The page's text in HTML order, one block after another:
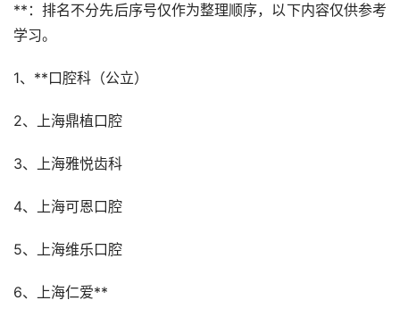
**：排名不分先后序号仅作为整理顺序，以下内容仅供参考
学习。
1、**口腔科（公立）
2、上海鼎植口腔
3、上海雅悦齿科
4、上海可恩口腔
5、上海维乐口腔
6、上海仁爱**